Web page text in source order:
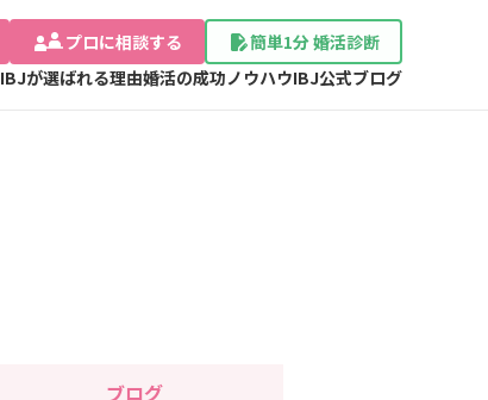
プロに相談する
簡単1分 婚活診断
IBJが選ばれる理由婚活の成功ノウハウIBJ公式ブログ
ブログ